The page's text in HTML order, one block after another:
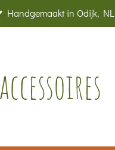
Handgemaakt in Odijk, NL